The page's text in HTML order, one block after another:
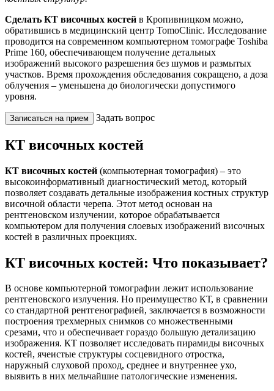
Сделать КТ височных костей в Кропивницком можно,
обратившись в медицинский центр TomoClinic. Исследование
проводится на современном компьютерном томографе Toshiba
Prime 160, обеспечивающем получение детальных
изображений высокого разрешения без шумов и размытых
участков. Время прохождения обследования сокращено, а доза
облучения – уменьшена до биологически допустимого
уровня.
Записаться на прием Задать вопрос
КТ височных костей
КТ височных костей (компьютерная томография) – это
высокоинформативный диагностический метод, который
позволяет создавать детальные изображения костных структур
височной области черепа. Этот метод основан на
рентгеновском излучении, которое обрабатывается
компьютером для получения слоевых изображений височных
костей в различных проекциях.
КТ височных костей: Что показывает?
В основе компьютерной томографии лежит использование
рентгеновского излучения. Но преимущество КТ, в сравнении
со стандартной рентгенографией, заключается в возможности
построения трехмерных снимков со множественными
срезами, что и обеспечивает гораздо большую детализацию
изображения. КТ позволяет исследовать пирамиды височных
костей, ячеистые структуры сосцевидного отростка,
наружный слуховой проход, среднее и внутреннее ухо,
выявить в них мельчайшие патологические изменения.